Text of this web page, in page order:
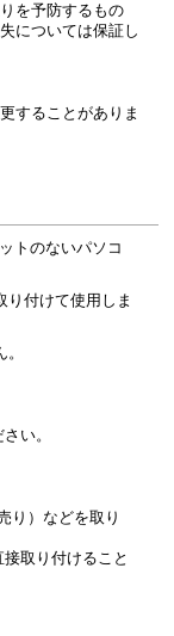
を予防するもの
については保証し
することがありま
トのないパソコ
り付けて使用しま
い。
り）などを取り
取り付けること